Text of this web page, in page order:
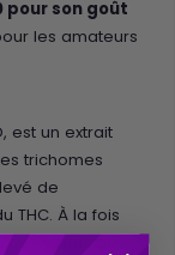
pour son goût
les amateurs
est un extrait
trichomes
de
THC. À la fois
des vertus du